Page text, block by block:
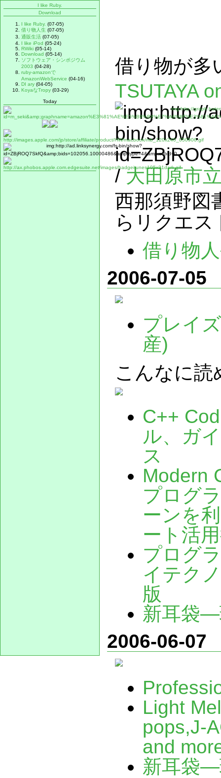
I like Ruby.
Download
I like Ruby. (07-05)
借り物人生 (07-05)
通販生活 (07-05)
I like iPod (05-24)
RWiki (05-14)
Download (05-14)
ソフトウェア・シンポジウム
2003 (04-28)
ruby-amazonで
AmazonWebService (04-16)
DI ary (04-05)
KoyaなTropy (03-29)
Today
借り物が多
TSUTAYA
/大田原市
西那須野図
らリクエ
借り物
2006-07-05
プレイ
産)
こんなに読
C++
ル、ガ
ス
Modern
プログ
ーンを
ート活
プログ
イテク
版
新耳袋―
2006-06-07
Light
pops,J-
and
新耳袋―